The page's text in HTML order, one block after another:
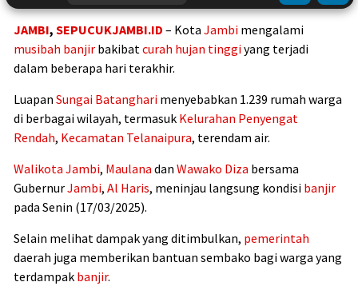
JAMBI, SEPUCUKJAMBI.ID – Kota Jambi mengalami
musibah banjir bakibatcurah hujan tinggiyang terjadi
dalam beberapa hari terakhir.
Luapan Sungai Batanghari menyebabkan 1.239 rumah warga
di berbagai wilayah, termasuk Kelurahan Penyengat
Rendah, Kecamatan Telanaipura, terendam air.
Walikota Jambi, Maulana dan Wawako Diza bersama
GubernurJambi, Al Haris, meninjau langsung kondisi banjir
pada Senin (17/03/2025).
Selain melihat dampak yang ditimbulkan, pemerintah
daerah juga memberikan bantuan sembako bagi warga yang
terdampak banjir.